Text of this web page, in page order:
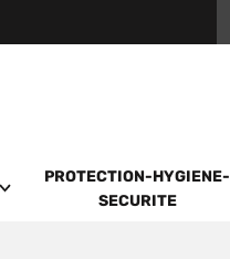
PROTECTION-HYGIENE-
SECURITE